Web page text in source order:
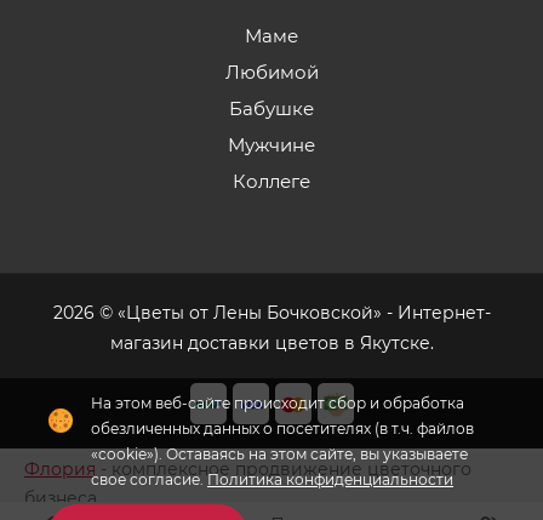
На этом веб-сайте происходит сбор и обработка
обезличенных данных о посетителях (в т.ч. файлов
«cookie»). Оставаясь на этом сайте, вы указываете
свое согласие.Политика конфиденциальности
Маме
Любимой
Бабушке
Мужчине
Коллеге
2026 © «Цветы от Лены Бочковской» - Интернет-
магазин доставки цветов в Якутске.
Флория - комплексное продвижение цветочного
бизнеса